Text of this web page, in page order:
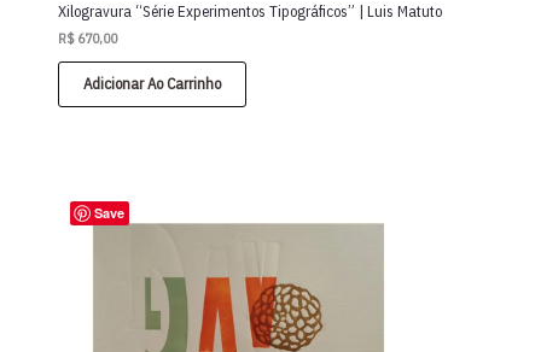
Xilogravura “Série Experimentos Tipográficos” | Luis Matuto
R$ 670,00
Adicionar Ao Carrinho
Save